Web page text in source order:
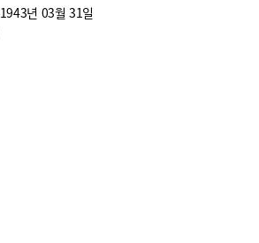
1943년 03월 31일